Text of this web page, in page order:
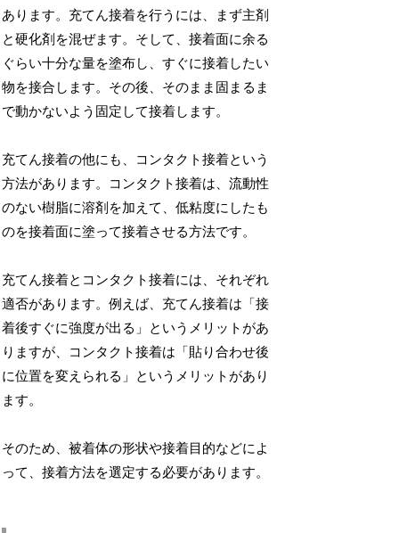
あります。充てん接着を行うには、まず主剤
と硬化剤を混ぜます。そして、接着面に余る
ぐらい十分な量を塗布し、すぐに接着したい
物を接合します。その後、そのまま固まるま
で動かないよう固定して接着します。
充てん接着の他にも、コンタクト接着という
方法があります。コンタクト接着は、流動性
のない樹脂に溶剤を加えて、低粘度にしたも
のを接着面に塗って接着させる方法です。
充てん接着とコンタクト接着には、それぞれ
適否があります。例えば、充てん接着は「接
着後すぐに強度が出る」というメリットがあ
りますが、コンタクト接着は「貼り合わせ後
に位置を変えられる」というメリットがあり
ます。
そのため、被着体の形状や接着目的などによ
って、接着方法を選定する必要があります。